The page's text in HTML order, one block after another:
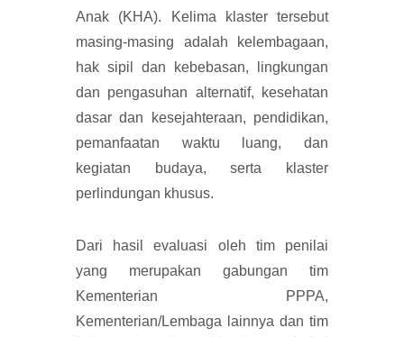
Anak (KHA). Kelima klaster tersebut
masing-masing adalah kelembagaan,
hak sipil dan kebebasan, lingkungan
dan pengasuhan alternatif, kesehatan
dasar dan kesejahteraan, pendidikan,
pemanfaatan waktu luang, dan
kegiatan budaya, serta klaster
perlindungan khusus.
Dari hasil evaluasi oleh tim penilai
yang merupakan gabungan tim
Kementerian PPPA,
Kementerian/Lembaga lainnya dan tim